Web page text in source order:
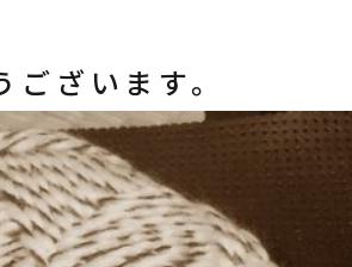
ざいます。